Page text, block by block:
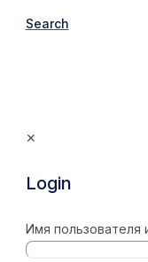
Search
✕
Login
Имя пользователя